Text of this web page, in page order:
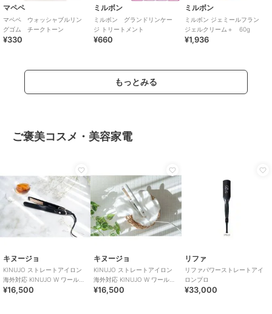
マペペ
マペペ ウォッシャブルリン
グゴム チークトーン
¥330
ミルボン
ミルボン グランドリンケー
ジ トリートメント
¥660
ミルボン
ミルボン ジェミールフラン
ジェルクリーム＋ 60g
¥1,936
もっとみる
ご褒美コスメ・美容家電
キヌージョ
KINUJO ストレートアイロン
海外対応 KINUJO W ワールド
ワイドモデル ブラック
¥16,500
キヌージョ
KINUJO ストレートアイロン
海外対応 KINUJO W ワールド
ワイドモデル ホワイト
¥16,500
リファ
リファパワーストレートアイ
ロンプロ
¥33,000